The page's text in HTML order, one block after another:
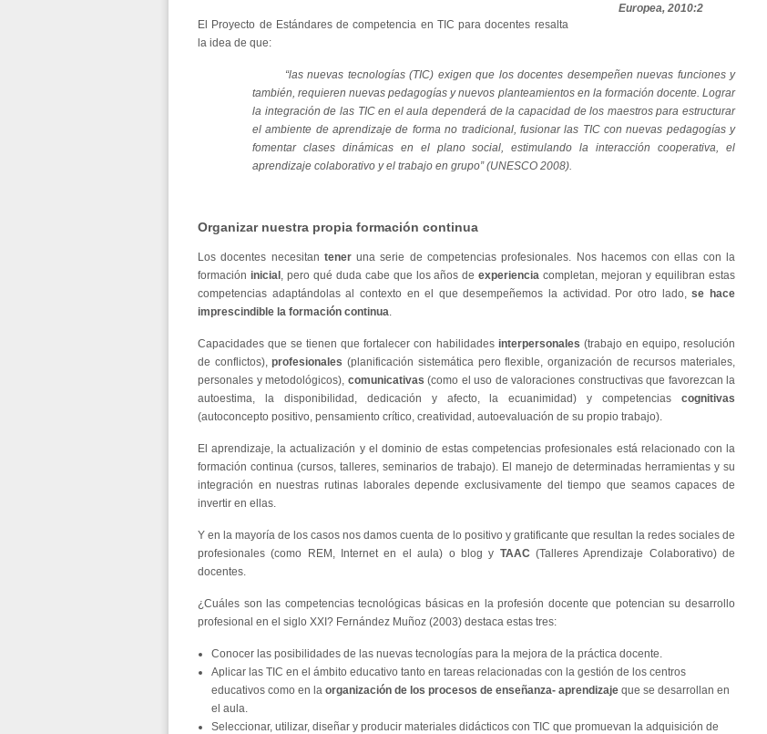
Europea, 2010:2
El Proyecto de Estándares de competencia en TIC para docentes resalta
la idea de que:
“las nuevas tecnologías (TIC) exigen que los docentes desempeñen nuevas funciones y
también, requieren nuevas pedagogías y nuevos planteamientos en la formación docente. Lograr
la integración de las TIC en el aula dependerá de la capacidad de los maestros para estructurar
el ambiente de aprendizaje de forma no tradicional, fusionar las TIC con nuevas pedagogías y
fomentar clases dinámicas en el plano social, estimulando la interacción cooperativa, el
aprendizaje colaborativo y el trabajo en grupo” (UNESCO 2008).
Organizar nuestra propia formación continua
Los docentes necesitan teneruna serie de competencias profesionales. Nos hacemos con ellas con la
formación inicial , pero qué duda cabe que los años deexperiencia completan, mejoran y equilibran estas
competencias adaptándolas al contexto en el que desempeñemos la actividad. Por otro lado,se hace
imprescindible la formación continua.
Capacidades que se tienen que fortalecer con habilidades interpersonales (trabajo en equipo, resolución
de conflictos),profesionales (planificación sistemática pero flexible, organización de recursos materiales,
personales y metodológicos), comunicativas (como el uso de valoraciones constructivas que favorezcan la
autoestima, la disponibilidad, dedicación y afecto, la ecuanimidad) y competencias cognitivas
(autoconcepto positivo, pensamiento crítico, creatividad, autoevaluación de su propio trabajo).
El aprendizaje, la actualización y el dominio de estas competencias profesionales está relacionado con la
formación continua (cursos, talleres, seminarios de trabajo). El manejo de determinadas herramientas y su
integración en nuestras rutinas laborales depende exclusivamente del tiempo que seamos capaces de
invertir en ellas.
Y en la mayoría de los casos nos damos cuenta de lo positivo y gratificante que resultan la redes sociales de
profesionales (como REM, Internet en el aula) o blog y TAAC (Talleres Aprendizaje Colaborativo) de
docentes.
¿Cuáles son las competencias tecnológicas básicas en la profesión docente que potencian su desarrollo
profesional en el siglo XXI? Fernández Muñoz (2003) destaca estas tres:
Conocer las posibilidades de las nuevas tecnologías para la mejora de la práctica docente.
Aplicar las TIC en el ámbito educativo tanto en tareas relacionadas con la gestión de los centros
educativos como en la organización de los procesos de enseñanza- aprendizaje que se desarrollan en
el aula.
Seleccionar, utilizar, diseñar y producir materiales didácticos con TIC que promuevan la adquisición de